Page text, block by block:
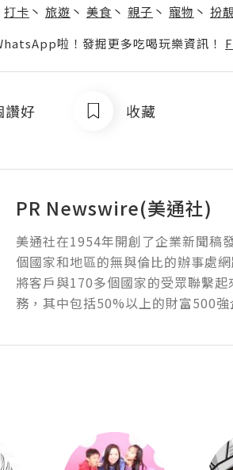
打卡 丶 旅遊 丶 美食 丶 親子 丶 寵物 丶 扮
啦！發掘更多吃喝玩樂資訊！
讚好 收藏
PR Newswire(美通社)
美通社在1954年開創了企業新聞稿
個國家和地區的無與倫比的辦事處
將客戶與170多個國家的受眾聯繫
務，其中包括50%以上的財富500強